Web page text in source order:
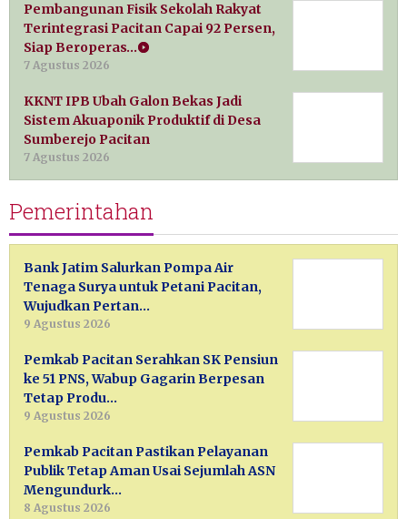
Pembangunan Fisik Sekolah Rakyat
Terintegrasi Pacitan Capai 92 Persen,
Siap Beroperas…
7 Agustus 2026
KKNT IPB Ubah Galon Bekas Jadi
Sistem Akuaponik Produktif di Desa
Sumberejo Pacitan
7 Agustus 2026
Pemerintahan
Bank Jatim Salurkan Pompa Air
Tenaga Surya untuk Petani Pacitan,
Wujudkan Pertan…
9 Agustus 2026
Pemkab Pacitan Serahkan SK Pensiun
ke 51 PNS, Wabup Gagarin Berpesan
Tetap Produ…
9 Agustus 2026
Pemkab Pacitan Pastikan Pelayanan
Publik Tetap Aman Usai Sejumlah ASN
Mengundurk…
8 Agustus 2026